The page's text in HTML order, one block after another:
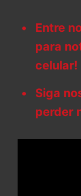
Entre
para
celular!
Siga
perder